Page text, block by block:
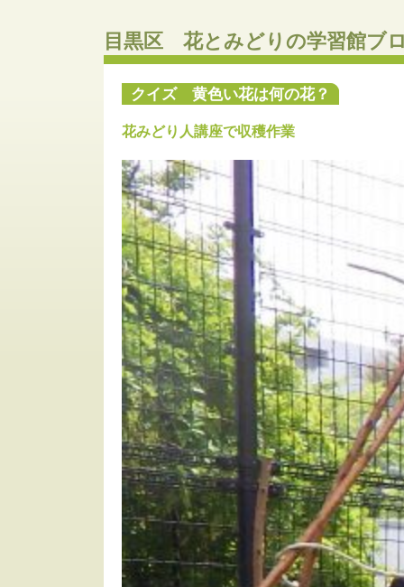
目黒区 花とみどりの学習館ブ
クイズ 黄色い花は何の花？
花みどり人講座で収穫作業